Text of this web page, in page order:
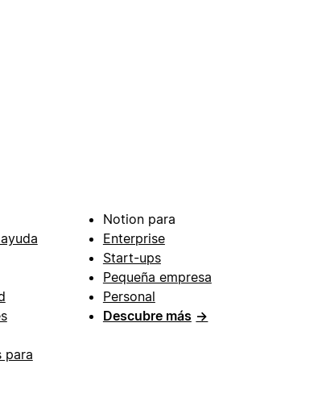
para
Notion para
Enterprise
Start-ups
Pequeña empresa
Personal
Descubre más →